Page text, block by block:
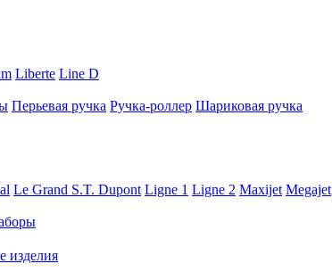
Liberte Line D
Перьевая ручка Ручка-роллер Шариковая ручка
Le Grand S.T. Dupont Ligne 1 Ligne 2 Maxijet Megajet
изделия